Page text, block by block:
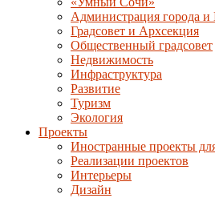
Администрация города
Градсовет и Архсекция
Общественный градсовет
Недвижимость
Инфраструктура
Развитие
Туризм
Экология
Проекты
Иностранные проекты
Реализации проектов
Интерьеры
Дизайн